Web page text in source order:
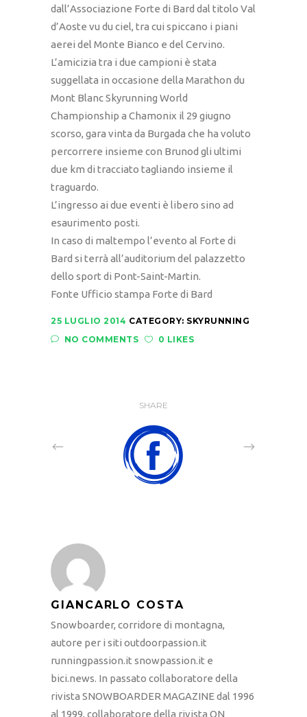
dall’Associazione Forte di Bard dal titolo Val
d’Aoste vu du ciel, tra cui spiccano i piani
aerei del Monte Bianco e del Cervino.
L’amicizia tra i due campioni è stata
suggellata in occasione della Marathon du
Mont Blanc Skyrunning World
Championship a Chamonix il 29 giugno
scorso, gara vinta da Burgada che ha voluto
percorrere insieme con Brunod gli ultimi
due km di tracciato tagliando insieme il
traguardo.
L’ingresso ai due eventi è libero sino ad
esaurimento posti.
In caso di maltempo l’evento al Forte di
Bard si terrà all’auditorium del palazzetto
dello sport di Pont-Saint-Martin.
Fonte Ufficio stampa Forte di Bard
25 LUGLIO 2014 CATEGORY: SKYRUNNING
NO COMMENTS
0 LIKES
SHARE
GIANCARLO COSTA
Snowboarder, corridore di montagna,
autore per i siti outdoorpassion.it
runningpassion.it snowpassion.it e
bici.news. In passato collaboratore della
rivista SNOWBOARDER MAGAZINE dal 1996
al 1999, collaboratore della rivista ON